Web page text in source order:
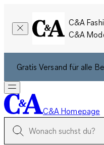
C&A
C&A
Gratis Versand für alle
C&A Homepage